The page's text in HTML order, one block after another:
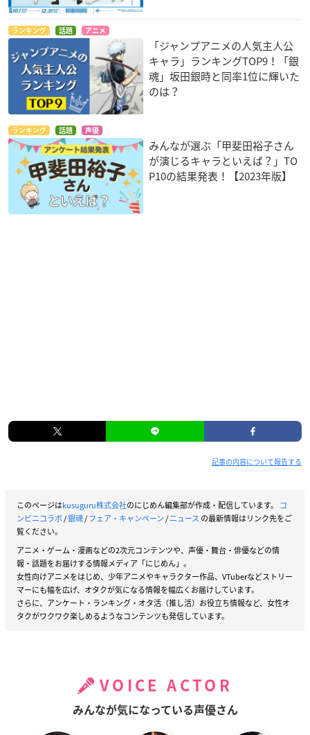
ランキング 話題 アニメ
「ジャンプアニメの人気主人公
キャラ」ランキングTOP9！「銀
魂」坂田銀時と同率1位に輝いた
のは？
ランキング 話題 声優
みんなが選ぶ「甲斐田裕子さん
が演じるキャラといえば？」TO
P10の結果発表！【2023年版】
記事の内容について報告する
このページはkusuguru株式会社のにじめん編集部が作成・配信しています。 コ
ンビニコラボ/銀魂/フェア・キャンペーン/ニュース の最新情報はリンク先をご
覧ください。
アニメ・ゲーム・漫画などの2次元コンテンツや、声優・舞台・俳優などの情
報・話題をお届けする情報メディア「にじめん」。
女性向けアニメをはじめ、少年アニメやキャラクター作品、VTuberなどストリー
マーにも幅を広げ、オタクが気になる情報を幅広くお届けしています。
さらに、アンケート・ランキング・オタ活（推し活）お役立ち情報など、女性オ
タクがワクワク楽しめるようなコンテンツも発信しています。
VOICE ACTOR
みんなが気になっている声優さん